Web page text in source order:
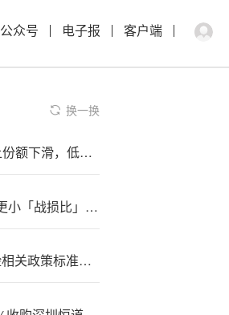
公众号 电子报 客户端
换一换
奥克斯?电气：!线上份额下滑，低毛利困局难解
效率,之争：美团以更小「战损比」应对外卖大战，高价值订单占比超70%
上海‘：’调;整长护险相关政策标准，更好满足失能老人养老服务需求